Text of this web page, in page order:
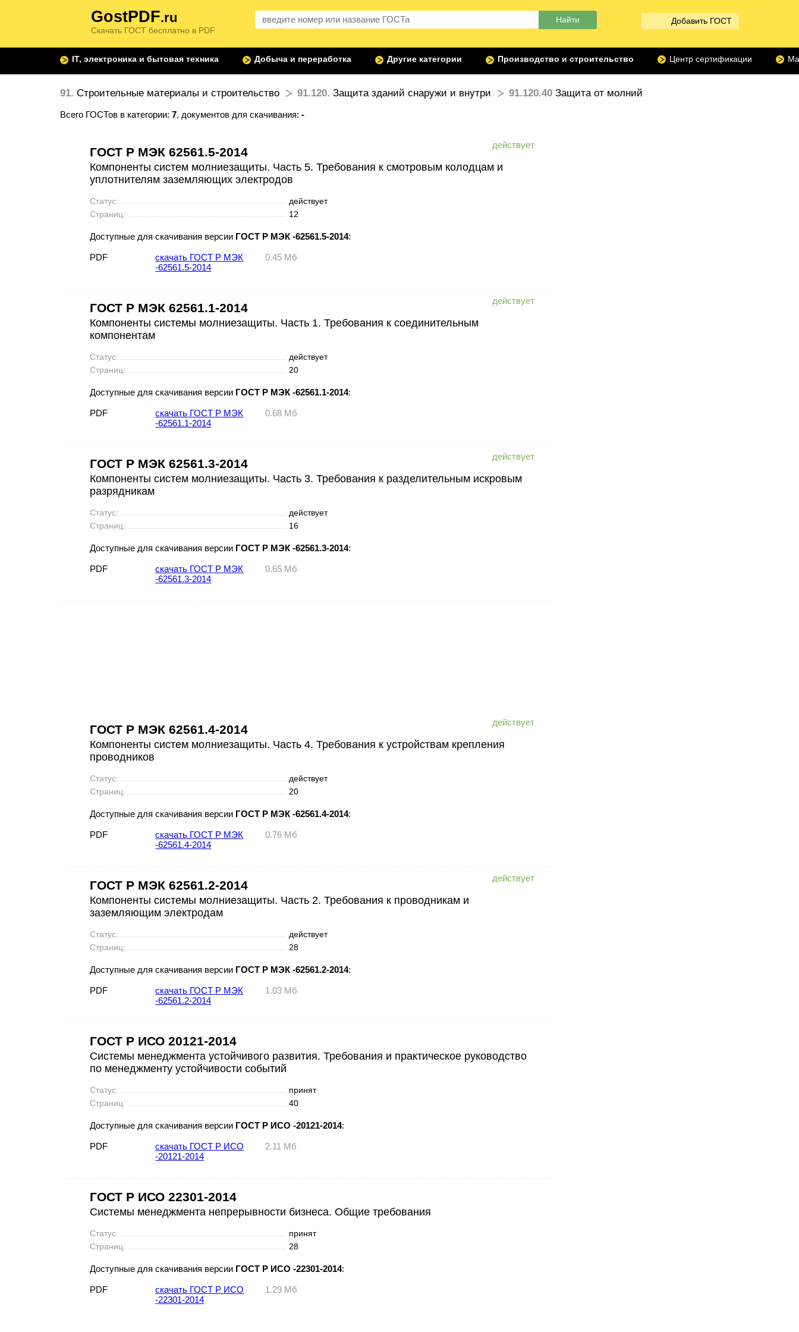
GostPDF.ru
Скачать ГОСТ бесплатно в PDF
Добавить ГОСТ
IT, электроника и бытовая техника Добыча и переработка Другие категории Производство и строительство Центр сертификации
91. Строительные материалы и строительство 91.120. Защита зданий снаружи и внутри 91.120.40Защита от молний
Всего ГОСТов в категории: 7, документов для скачивания: -
ГОСТ Р МЭК 62561.5-2014
Компоненты систем молниезащиты. Часть 5. Требования к смотровым колодцам и
уплотнителям заземляющих электродов
Статус:
действует
Страниц:
12
Доступные для скачивания версии ГОСТ Р МЭК -62561.5-2014:
PDF
скачать ГОСТ Р МЭК
-62561.5-2014
0.45 Мб
ГОСТ Р МЭК 62561.1-2014
Компоненты системы молниезащиты. Часть 1. Требования к соединительным
компонентам
Статус:
действует
Страниц:
20
Доступные для скачивания версии ГОСТ Р МЭК -62561.1-2014:
PDF
скачать ГОСТ Р МЭК
-62561.1-2014
0.68 Мб
ГОСТ Р МЭК 62561.3-2014
Компоненты систем молниезащиты. Часть 3. Требования к разделительным искровым
разрядникам
Статус:
действует
Страниц:
16
Доступные для скачивания версии ГОСТ Р МЭК -62561.3-2014:
PDF
скачать ГОСТ Р МЭК
-62561.3-2014
0.65 Мб
ГОСТ Р МЭК 62561.4-2014
Компоненты систем молниезащиты. Часть 4. Требования к устройствам крепления
проводников
Статус:
действует
Страниц:
20
Доступные для скачивания версии ГОСТ Р МЭК -62561.4-2014:
PDF
скачать ГОСТ Р МЭК
-62561.4-2014
0.76 Мб
ГОСТ Р МЭК 62561.2-2014
Компоненты системы молниезащиты. Часть 2. Требования к проводникам и
заземляющим электродам
Статус:
действует
Страниц:
28
Доступные для скачивания версии ГОСТ Р МЭК -62561.2-2014:
PDF
скачать ГОСТ Р МЭК
-62561.2-2014
1.03 Мб
ГОСТ Р ИСО 20121-2014
Cистемы менеджмента устойчивого развития. Требования и практическое руководство
по менеджменту устойчивости событий
Статус:
принят
Страниц:
40
Доступные для скачивания версии ГОСТ Р ИСО -20121-2014:
PDF
скачать ГОСТ Р ИСО
-20121-2014
2.11 Мб
ГОСТ Р ИСО 22301-2014
Системы менеджмента непрерывности бизнеса. Общие требования
Статус:
принят
Страниц:
28
Доступные для скачивания версии ГОСТ Р ИСО -22301-2014:
PDF
скачать ГОСТ Р ИСО
-22301-2014
1.29 Мб